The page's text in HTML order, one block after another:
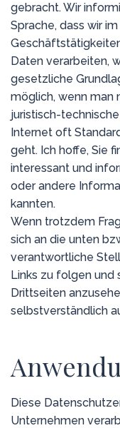
gebracht. Wir
Sprache, dass wir
Daten verarbeiten,
gesetzliche
möglich, wenn man
juristisch-
Internet oft
geht. Ich hoffe, Sie
interessant und
oder andere
kannten.
Wenn trotzdem
sich an die unten
verantwortliche
Links zu folgen und
Drittseiten
selbstverständlich
Diese
Unternehmen